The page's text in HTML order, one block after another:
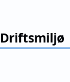
Driftsmiljø